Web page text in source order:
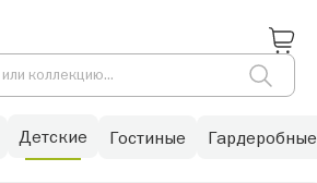
Детские Гостиные Гардеробные